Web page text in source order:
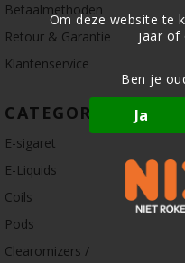
Om deze website te
jaar of
Ben je
Ja
Betaalmethoden
Retour & Garantie
Klantenservice
CATEGORIE
E-sigaret
E-Liquids
Coils
Pods
Clearomizers /